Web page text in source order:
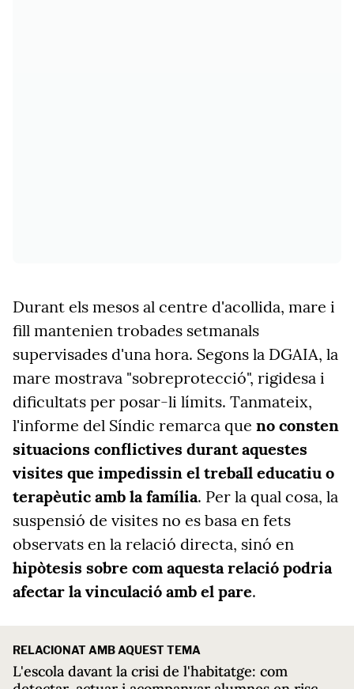
Durant els mesos al centre d'acollida, mare i
fill mantenien trobades setmanals
supervisades d'una hora. Segons la DGAIA, la
mare mostrava "sobreprotecció", rigidesa i
dificultats per posar-li límits. Tanmateix,
l'informe del Síndic remarca que no consten
situacions conflictives durant aquestes
visites que impedissin el treball educatiu o
terapèutic amb la família. Per la qual cosa, la
suspensió de visites no es basa en fets
observats en la relació directa, sinó en
hipòtesis sobre com aquesta relació podria
afectar la vinculació amb el pare.
RELACIONAT AMB AQUEST TEMA
L'escola davant la crisi de l'habitatge: com